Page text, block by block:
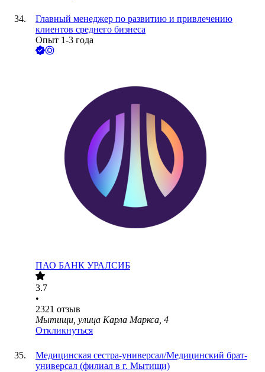
Главный менеджер по развитию и привлечению
клиентов среднего бизнеса
Опыт 1-3 года
ПАО БАНК УРАЛСИБ
3.7
•
2321 отзыв
Мытищи, улица Карла Маркса, 4
Откликнуться
Медицинская сестра‑универсал/Медицинский брат-
универсал (филиал в г. Мытищи)